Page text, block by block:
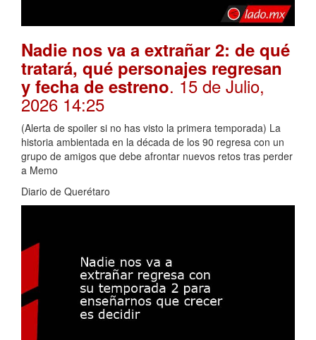
Nadie nos va a extrañar 2: de qué
tratará, qué personajes regresan
y fecha de estreno. 15 de Julio,
2026 14:25
(Alerta de spoiler si no has visto la primera temporada) La
historia ambientada en la década de los 90 regresa con un
grupo de amigos que debe afrontar nuevos retos tras perder
a Memo
Diario de Querétaro